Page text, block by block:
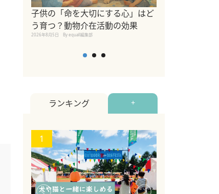
子供の「命を大切にする心」はど
う育つ？動物介在活動の効果
2026年8月5日 By equall編集部
ランキング +
1